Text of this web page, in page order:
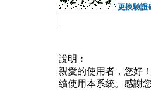
更換驗證
說明︰
親愛的使用者，您好
續使用本系統。感謝您